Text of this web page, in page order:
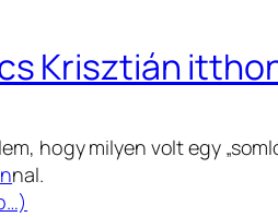
Krisztián
hogy milyen volt egy
nal.